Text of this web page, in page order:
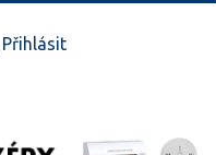
Přihlásit